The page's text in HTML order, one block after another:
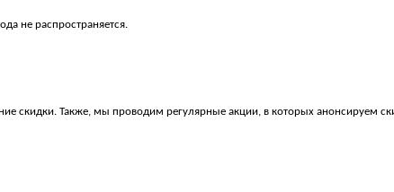
не распространяется.
скидки. Также, мы проводим регулярные акции, в которых анонсируем